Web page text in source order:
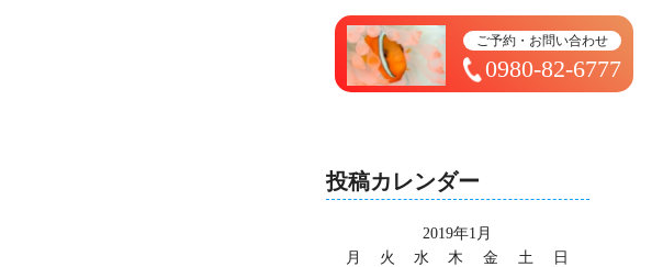
ご予約・お問い合わせ
0980-82-6777
トップページ ＞ 太造日記
投稿カレンダー
2019年1月
月
火 水 木 金 土
日